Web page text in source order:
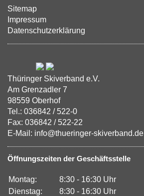
Sitemap
Impressum
Datenschutzerklärung
Thüringer Skiverband e.V.
Am Grenzadler 7
98559 Oberhof
Tel.: 036842 / 522-0
Fax: 036842 / 522-22
E-Mail: info@thueringer-skiverband.de
Öffnungszeiten der Geschäftsstelle
Montag:
8:30 - 16:30 Uhr
Dienstag:
8:30 - 16:30 Uhr